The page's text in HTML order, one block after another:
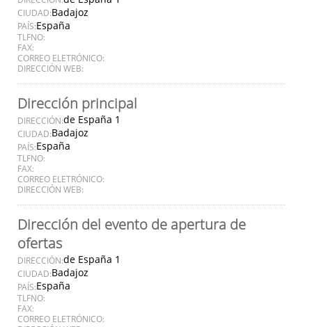
CIUDAD:Badajoz
PAÍS:España
TLFNO:
FAX:
CORREO ELETRÓNICO:
DIRECCIÓN WEB:
Dirección principal
DIRECCIÓN:de España 1
CIUDAD:Badajoz
PAÍS:España
TLFNO:
FAX:
CORREO ELETRÓNICO:
DIRECCIÓN WEB:
Dirección del evento de apertura de
ofertas
DIRECCIÓN:de España 1
CIUDAD:Badajoz
PAÍS:España
TLFNO:
FAX:
CORREO ELETRÓNICO: